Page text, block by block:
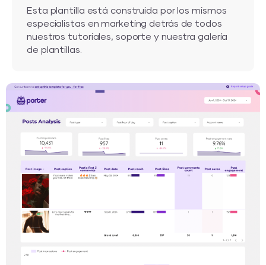
Esta plantilla está construida por los mismos
especialistas en marketing detrás de todos
nuestros tutoriales, soporte y nuestra galería
de plantillas.